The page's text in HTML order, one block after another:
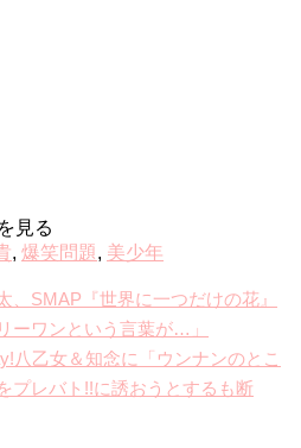
見る
, 爆笑問題, 美少年
、SMAP『世界に一つだけの花』
ーワンという言葉が…」
八乙女＆知念に「ウンナンのとこ
プレバト!!に誘おうとするも断